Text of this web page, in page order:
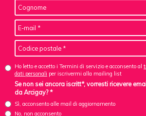
Ho letto e accetto i Termini di servizio e acconsento al
dati personali per iscrivermi alla mailing list
Se non sei ancora iscritt*, vorresti ricevere
da Arcigay? *
Sì, acconsento alle mail di aggiornamento
No, non acconsento